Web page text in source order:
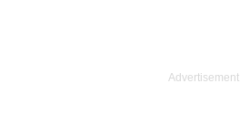
Advertisement